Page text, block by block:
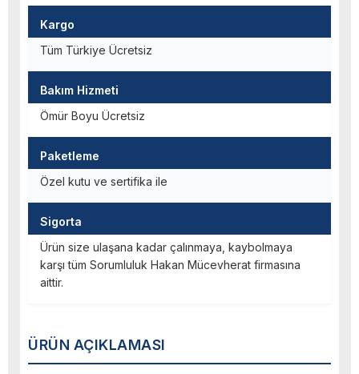
ÜRÜN AÇIKLAMASI
Kargo
Tüm Türkiye Ücretsiz
Bakım Hizmeti
Ömür Boyu Ücretsiz
Paketleme
Özel kutu ve sertifika ile
Sigorta
Ürün size ulaşana kadar çalınmaya, kaybolmaya
karşı tüm Sorumluluk Hakan Mücevherat firmasına
aittir.